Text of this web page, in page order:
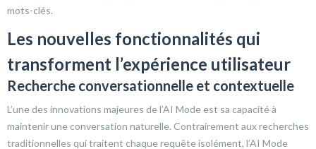
mots-clés.
Les nouvelles fonctionnalités qui
transforment l’expérience utilisateur
Recherche conversationnelle et contextuelle
L’une des innovations majeures de l’AI Mode est sa capacité à
maintenir une conversation naturelle. Contrairement aux recherches
traditionnelles qui traitent chaque requête isolément, l’AI Mode